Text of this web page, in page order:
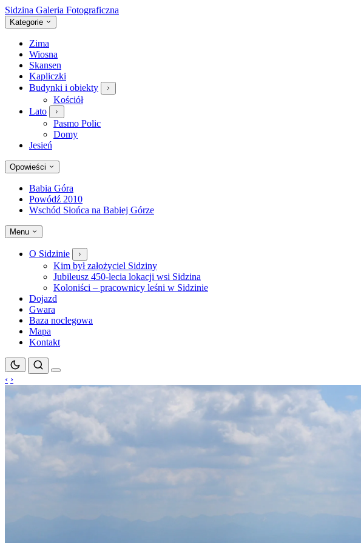
Sidzina Galeria Fotograficzna
Kategorie
Zima
Wiosna
Skansen
Kapliczki
Budynki i obiekty
Kościół
Lato
Pasmo Polic
Domy
Jesień
Opowieści
Babia Góra
Powódź 2010
Wschód Słońca na Babiej Górze
Menu
O Sidzinie
Kim był założyciel Sidziny
Jubileusz 450-lecia lokacji wsi Sidzina
Koloniści – pracownicy leśni w Sidzinie
Dojazd
Gwara
Baza noclegowa
Mapa
Kontakt
‹ ›